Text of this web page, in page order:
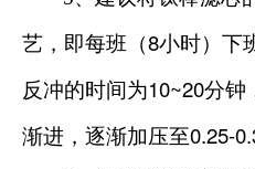
艺，即每班（8小时）下
反冲的时间为10~20分钟
渐进，逐渐加压至0.25-